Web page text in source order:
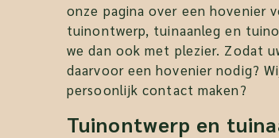
onze pagina over een hovenier
tuinontwerp, tuinaanleg en
we dan ook met plezier. Zodat
daarvoor een hovenier nodig?
persoonlijk contact maken?
Tuinontwerp en